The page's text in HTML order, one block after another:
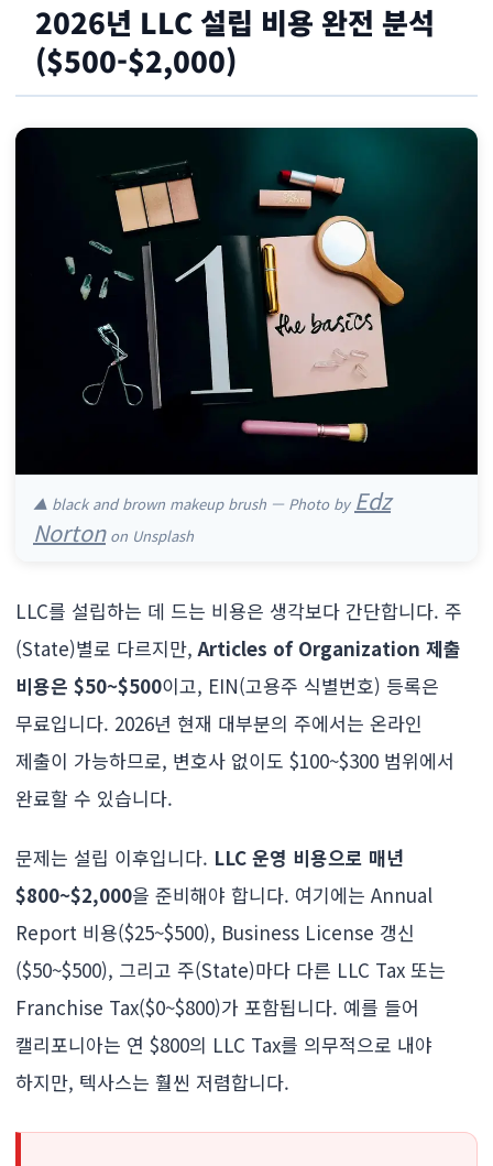
2026년 LLC 설립 비용 완전 분석
($500-$2,000)
▲ black and brown makeup brush — Photo by Edz
Nortonon Unsplash
LLC를 설립하는 데 드는 비용은 생각보다 간단합니다. 주
(State)별로 다르지만,Articles of Organization 제출
비용은 $50~$500이고, EIN(고용주 식별번호) 등록은
무료입니다. 2026년 현재 대부분의 주에서는 온라인
제출이 가능하므로, 변호사 없이도 $100~$300 범위에서
완료할 수 있습니다.
문제는 설립 이후입니다. LLC 운영 비용으로 매년
$800~$2,000을 준비해야 합니다. 여기에는 Annual
Report 비용($25~$500), Business License 갱신
($50~$500), 그리고 주(State)마다 다른 LLC Tax 또는
Franchise Tax($0~$800)가 포함됩니다. 예를 들어
캘리포니아는 연 $800의 LLC Tax를 의무적으로 내야
하지만, 텍사스는 훨씬 저렴합니다.